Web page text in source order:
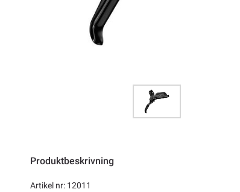
Produktbeskrivning
Artikel nr: 12011